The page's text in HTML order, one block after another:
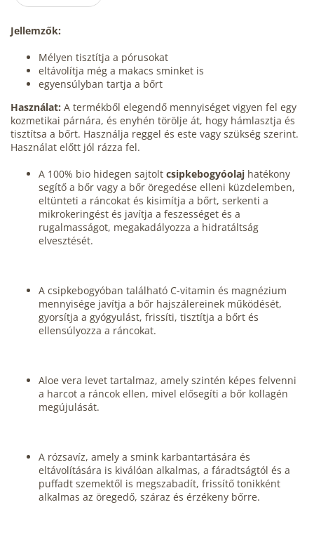
Jellemzők:
Mélyen tisztítja a pórusokat
eltávolítja még a makacs sminket is
egyensúlyban tartja a bőrt
Használat: A termékből elegendő mennyiséget vigyen fel egy
kozmetikai párnára, és enyhén törölje át, hogy hámlasztja és
tisztítsa a bőrt. Használja reggel és este vagy szükség szerint.
Használat előtt jól rázza fel.
A 100% bio hidegen sajtolt csipkebogyóolaj hatékony
segítő a bőr vagy a bőr öregedése elleni küzdelemben,
eltünteti a ráncokat és kisimítja a bőrt, serkenti a
mikrokeringést és javítja a feszességet és a
rugalmasságot, megakadályozza a hidratáltság
elvesztését.
A csipkebogyóban található C-vitamin és magnézium
mennyisége javítja a bőr hajszálereinek működését,
gyorsítja a gyógyulást, frissíti, tisztítja a bőrt és
ellensúlyozza a ráncokat.
Aloe vera levet tartalmaz, amely szintén képes felvenni
a harcot a ráncok ellen, mivel elősegíti a bőr kollagén
megújulását.
A rózsavíz, amely a smink karbantartására és
eltávolítására is kiválóan alkalmas, a fáradtságtól és a
puffadt szemektől is megszabadít, frissítő tonikként
alkalmas az öregedő, száraz és érzékeny bőrre.